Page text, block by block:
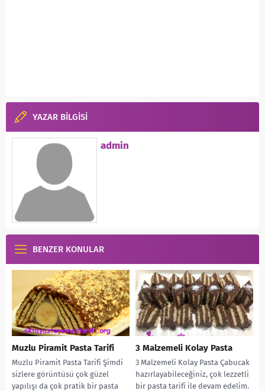
YAZAR BİLGİSİ
admin
BENZER KONULAR
Muzlu Piramit Pasta Tarifi
Muzlu Piramit Pasta Tarifi Şimdi
sizlere görüntüsü çok güzel
yapılışı da çok pratik bir pasta
3 Malzemeli Kolay Pasta
3 Malzemeli Kolay Pasta Çabucak
hazırlayabileceğiniz, çok lezzetli
bir pasta tarifi ile devam edelim.